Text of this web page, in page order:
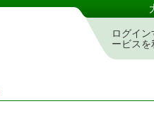
ログイ
ービスを